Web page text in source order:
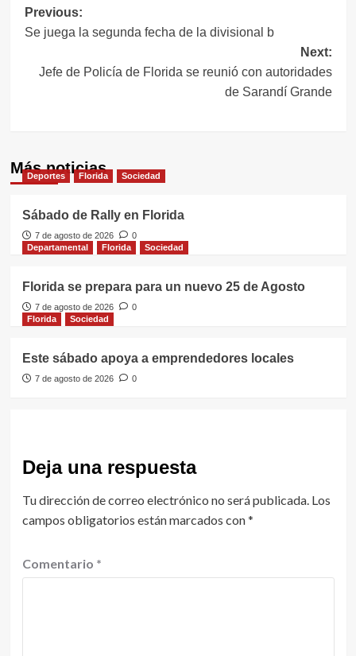
Navegación
de
entradas
Previous:
Se juega la segunda fecha de la divisional b
Next:
Jefe de Policía de Florida se reunió con autoridades
de Sarandí Grande
Más noticias
Deportes Florida Sociedad
Sábado de Rally en Florida
7 de agosto de 2026
0
Departamental
Florida Sociedad
Florida se prepara para un nuevo 25 de Agosto
7 de agosto de 2026
0
Florida
Sociedad
Este sábado apoya a emprendedores locales
7 de agosto de 2026 0
Deja una respuesta
Tu dirección de correo electrónico no será publicada. Los
campos obligatorios están marcados con*
Comentario *